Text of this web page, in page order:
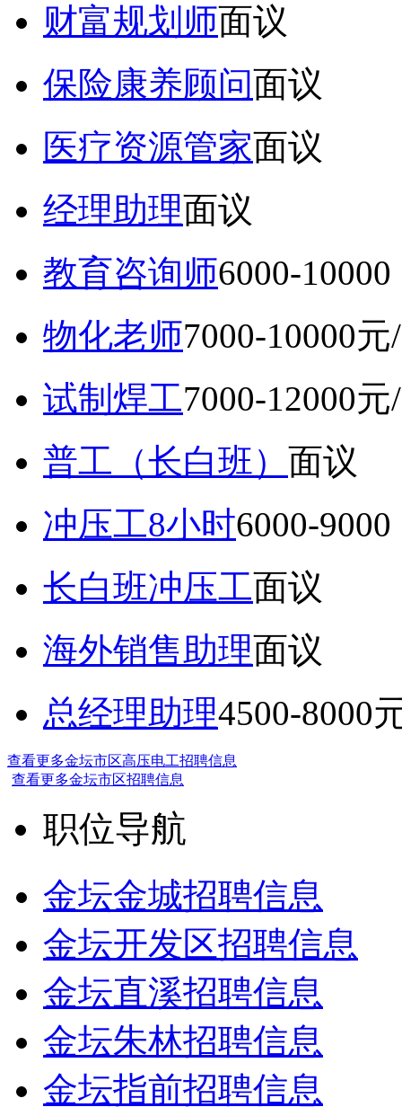
财富规划师面议
保险康养顾问面议
医疗资源管家面议
经理助理面议
教育咨询师6000-
物化老师7000-10000元
试制焊工7000-12000元
普工（长白班） 面议
冲压工8小时6000-
长白班冲压工面议
海外销售助理面议
总经理助理4500-8000
查看更多金坛市区高压电工招聘信息
查看更多金坛市区招聘信息
职位导航
金坛金城招聘信息
金坛开发区招聘信息
金坛直溪招聘信息
金坛朱林招聘信息
金坛指前招聘信息